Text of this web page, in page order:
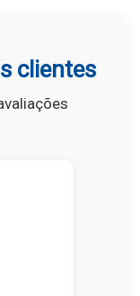
clientes